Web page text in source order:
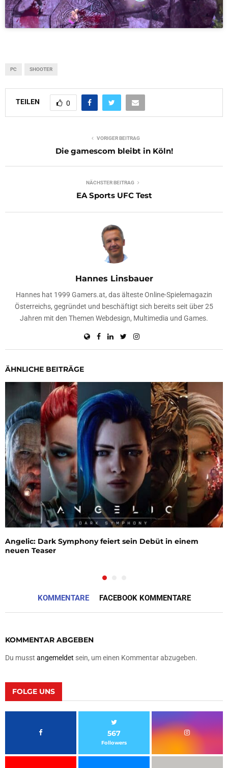
PC SHOOTER
TEILEN 0
VORIGER BEITRAG
Die gamescom bleibt in Köln!
NÄCHSTER BEITRAG
EA Sports UFC Test
Hannes Linsbauer
Hannes hat 1999 Gamers.at, das älteste Online-Spielemagazin
Österreichs, gegründet und beschäftigt sich bereits seit über 25
Jahren mit den Themen Webdesign, Multimedia und Games.
ÄHNLICHE BEITRÄGE
Angelic: Dark Symphony feiert sein Debüt in einem
neuen Teaser
KOMMENTARE FACEBOOK KOMMENTARE
KOMMENTAR ABGEBEN
Du musst angemeldet sein, um einen Kommentar abzugeben.
FOLGE UNS
567
Followers